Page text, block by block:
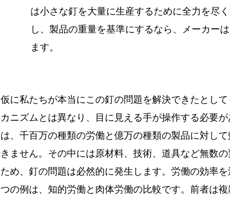
は小さな釘を大量に生産するために全力を尽
し、製品の重量を基準にするなら、メーカー
ます。
仮に私たちが本当にこの釘の問題を解決できたとし
カニズムとは異なり、目に見える手が操作する必要
は、千百万の種類の労働と億万の種類の製品に対し
きません。その中には原材料、技術、道具など無数
ため、釘の問題は必然的に発生します。労働の効率
つの例は、知的労働と肉体労働の比較です。前者は